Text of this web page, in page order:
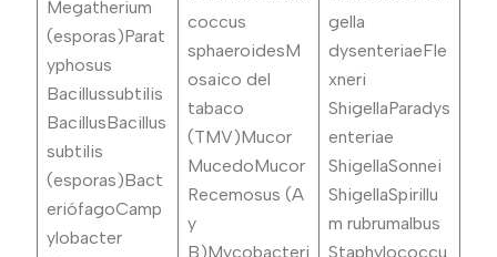
Megatherium
(esporas)Parat
yphosus
Bacillussubtilis
BacillusBacillus
subtilis
(esporas)Bact
eriófagoCamp
ylobacter
coccus
sphaeroidesM
osaico del
tabaco
(TMV)Mucor
MucedoMucor
Recemosus (A
y
B)Mycobacteri
gella
dysenteriaeFle
xneri
ShigellaParadys
enteriae
ShigellaSonnei
ShigellaSpirillu
m rubrumalbus
Staphylococcu